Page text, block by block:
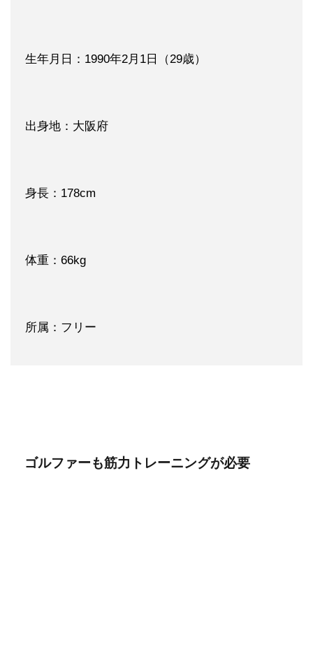
生年月日：1990年2月1日（29歳）
出身地：大阪府
身長：178cm
体重：66kg
所属：フリー
ゴルファーも筋力トレーニングが必要